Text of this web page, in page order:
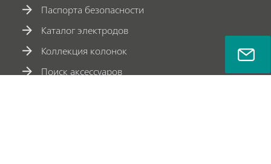
Паспорта безопасности
Каталог электродов
Коллекция колонок
Поиск аксессуаров